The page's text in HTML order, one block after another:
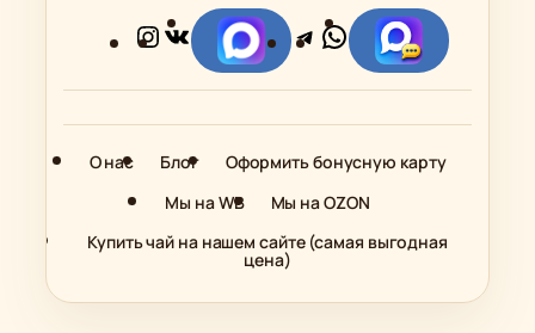
Instagram
ВКонтакте
Ссылка
Telegram
WhatsApp
Ссылка
О нас Блог
Оформить бонусную карту
Мы на WB
Мы на OZON
Купить чай на нашем сайте (самая выгодная
цена)